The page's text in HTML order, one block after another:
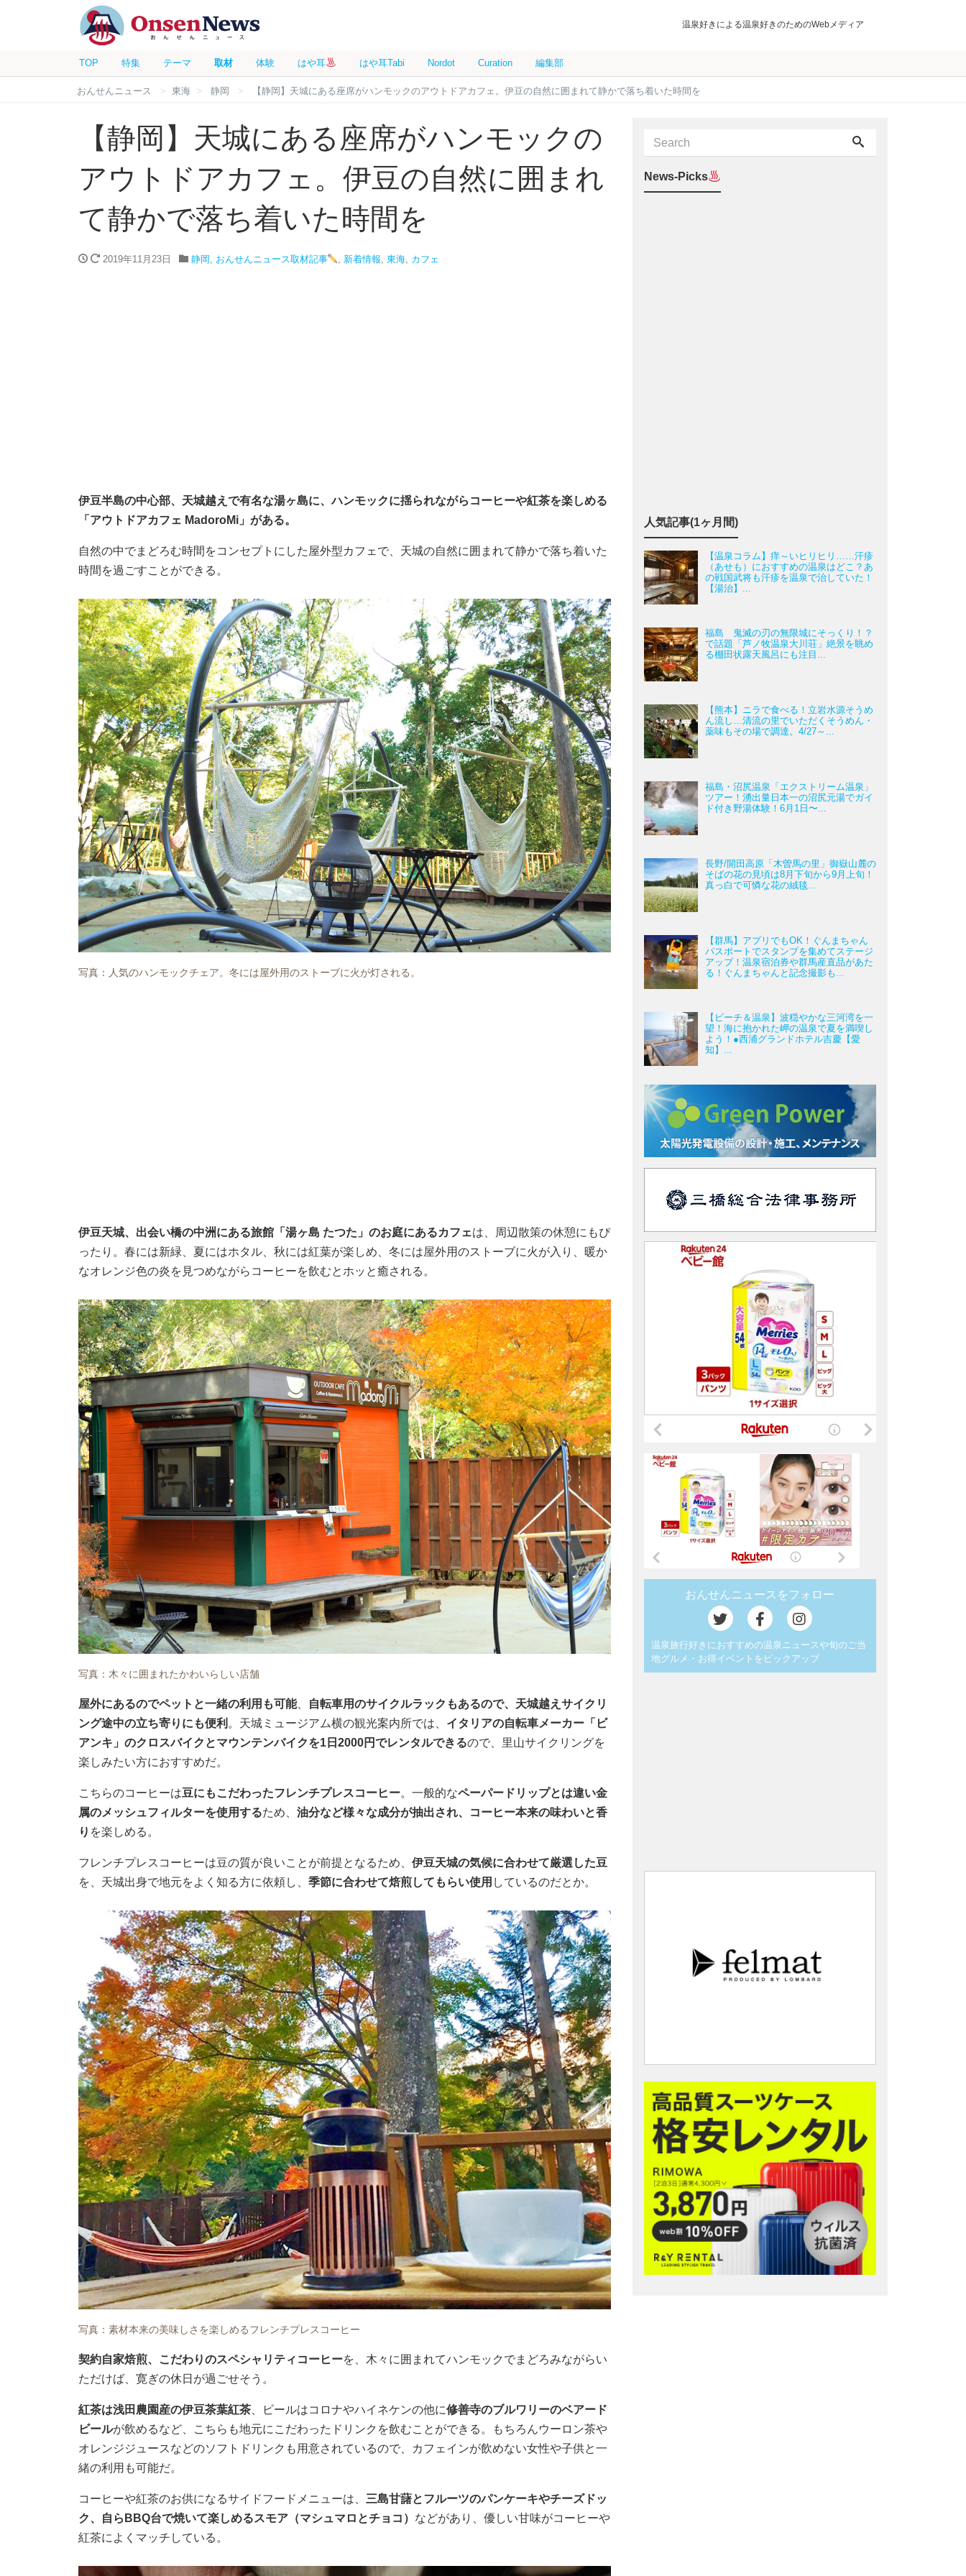
温泉好きによる温泉好きのためのWebメディア
TOP 特集 テーマ 取材 体験 はや耳 はや耳Tabi Nordot Curation 編集部
おんせんニュース 東海 静岡 【静岡】天城にある座席がハンモックのアウトドアカフェ。伊豆の自然に囲まれて静かで落ち着いた時間を
【静岡】天城にある座席がハンモックの
アウトドアカフェ。伊豆の自然に囲まれ
て静かで落ち着いた時間を
2019年11月23日 静岡 , おんせんニュース取材記事 , 新着情報,東海, カフェ
伊豆半島の中心部、天城越えで有名な湯ヶ島に、ハンモックに揺られながらコーヒーや紅茶を楽しめる
「アウトドアカフェ MadoroMi」がある。
自然の中でまどろむ時間をコンセプトにした屋外型カフェで、天城の自然に囲まれて静かで落ち着いた
時間を過ごすことができる。
写真：人気のハンモックチェア。冬には屋外用のストーブに火が灯される。
伊豆天城、出会い橋の中洲にある旅館「湯ヶ島 たつた」のお庭にあるカフェは、周辺散策の休憩にもぴ
ったり。春には新緑、夏にはホタル、秋には紅葉が楽しめ、冬には屋外用のストーブに火が入り、暖か
なオレンジ色の炎を見つめながらコーヒーを飲むとホッと癒される。
写真：木々に囲まれたかわいらしい店舗
屋外にあるのでペットと一緒の利用も可能、
自転車用のサイクルラックもあるので、天城越えサイクリ
ング途中の立ち寄りにも便利 。天城ミュージアム横の観光案内所では、 イタリアの自転車メーカー「ビ
アンキ」のクロスバイクとマウンテンバイクを1日2000円でレンタルできるので、里山サイクリングを
楽しみたい方におすすめだ。
こちらのコーヒーは豆にもこだわったフレンチプレスコーヒー。一般的なペーパードリップとは違い金
属のメッシュフィルターを使用するため、 油分など様々な成分が抽出され、コーヒー本来の味わいと香
り を楽しめる。
フレンチプレスコーヒーは豆の質が良いことが前提となるため、 伊豆天城の気候に合わせて厳選した豆
を、天城出身で地元をよく知る方に依頼し、 季節に合わせて焙煎してもらい使用 しているのだとか。
写真：素材本来の美味しさを楽しめるフレンチプレスコーヒー
契約自家焙煎、こだわりのスペシャリティコーヒーを、木々に囲まれてハンモックでまどろみながらい
ただけば、寛ぎの休日が過ごせそう。
紅茶は浅田農園産の伊豆茶葉紅茶 、ビールはコロナやハイネケンの他に修善寺のブルワリーのベアード
ビールが飲めるなど、こちらも地元にこだわったドリンクを飲むことができる。もちろんウーロン茶や
オレンジジュースなどのソフトドリンクも用意されているので、カフェインが飲めない女性や子供と一
緒の利用も可能だ。
コーヒーや紅茶のお供になるサイドフードメニューは、 三島甘藷とフルーツのパンケーキやチーズドッ
ク、自らBBQ台で焼いて楽しめるスモア（マシュマロとチョコ） などがあり、優しい甘味がコーヒーや
紅茶によくマッチしている。
News-Picks
人気記事(1ヶ月間)
【温泉コラム】痒～いヒリヒリ……汗疹
（あせも）におすすめの温泉はどこ？あ
の戦国武将も汗疹を温泉で治していた！
【湯治】...
福島 鬼滅の刃の無限城にそっくり！？
で話題「芦ノ牧温泉大川荘」絶景を眺め
る棚田状露天風呂にも注目...
【熊本】ニラで食べる！立岩水源そうめ
ん流し…清流の里でいただくそうめん・
薬味もその場で調達。4/27～...
福島・沼尻温泉「エクストリーム温泉」
ツアー！湧出量日本一の沼尻元湯でガイ
ド付き野湯体験！6月1日〜...
長野/開田高原「木曽馬の里」御嶽山麓の
そばの花の見頃は8月下旬から9月上旬！
真っ白で可憐な花の絨毯...
【群馬】アプリでもOK！ぐんまちゃん
パスポートでスタンプを集めてステージ
アップ！温泉宿泊券や群馬産直品があた
る！ぐんまちゃんと記念撮影も...
【ビーチ＆温泉】波穏やかな三河湾を一
望！海に抱かれた岬の温泉で夏を満喫し
よう！●西浦グランドホテル吉慶【愛
知】...
おんせんニュースをフォロー
温泉旅行好きにおすすめの温泉ニュースや旬のご当
地グルメ・お得イベントをピックアップ